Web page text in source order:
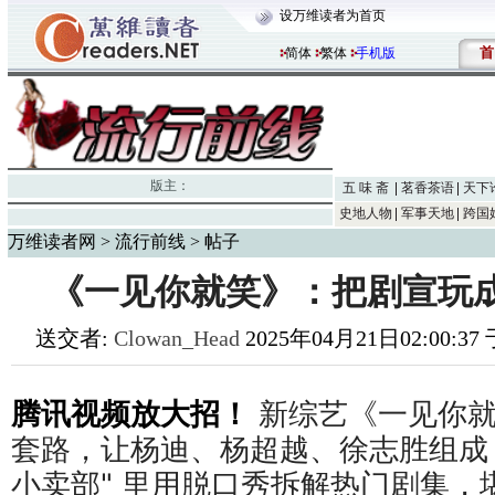
设万维读者为首页
简体 繁体 手机版 首
版主： 五 味 斋 茗香茶语
天下
史地人物
军事天地 跨国
万维读者网 > 流行前线 > 帖子
《一见你就笑》：把剧宣玩
送交者: Clowan_Head 2025年04月21日
腾讯视频放大招！
新综艺《一见你
套路，让杨迪、杨超越、徐志胜组
小卖部" 里用脱口秀拆解热门剧集，